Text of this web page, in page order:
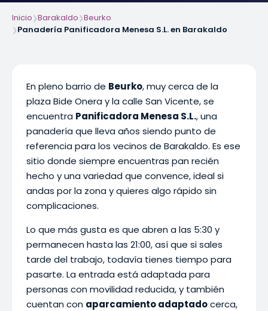
Inicio❯Barakaldo❯Beurko
❯Panadería Panificadora Menesa S.L. en Barakaldo
En pleno barrio de Beurko, muy cerca de la
plaza Bide Onera y la calle San Vicente, se
encuentra Panificadora Menesa S.L., una
panadería que lleva años siendo punto de
referencia para los vecinos de Barakaldo. Es ese
sitio donde siempre encuentras pan recién
hecho y una variedad que convence, ideal si
andas por la zona y quieres algo rápido sin
complicaciones.
Lo que más gusta es que abren a las 5:30 y
permanecen hasta las 21:00, así que si sales
tarde del trabajo, todavía tienes tiempo para
pasarte. La entrada está adaptada para
personas con movilidad reducida, y también
cuentan con aparcamiento adaptadocerca,